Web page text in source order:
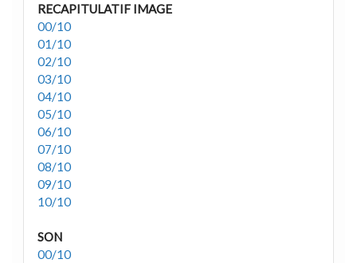
RECAPITULATIF IMAGE
00/10
01/10
02/10
03/10
04/10
05/10
06/10
07/10
08/10
09/10
10/10
SON
00/10